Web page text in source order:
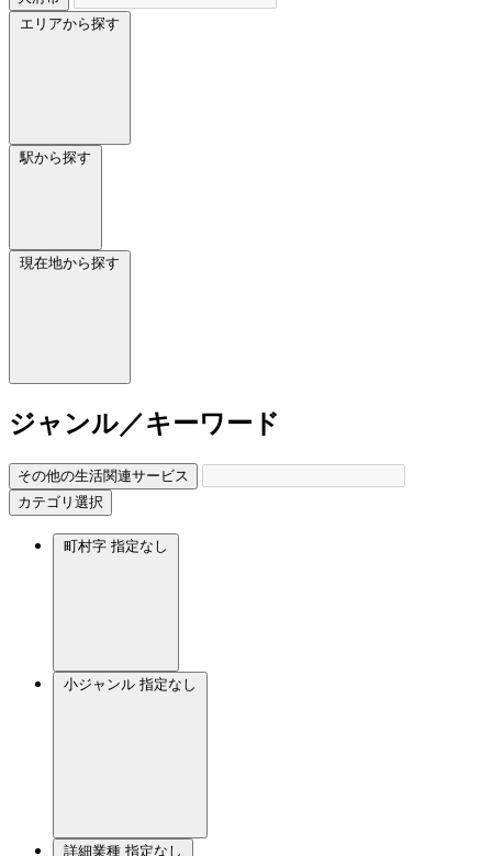
エリアから探す
駅から探す
現在地から探す
ジャンル／キーワード
その他の生活関連サービス
カテゴリ選択
町村字 指定なし
小ジャンル 指定なし
詳細業種 指定なし